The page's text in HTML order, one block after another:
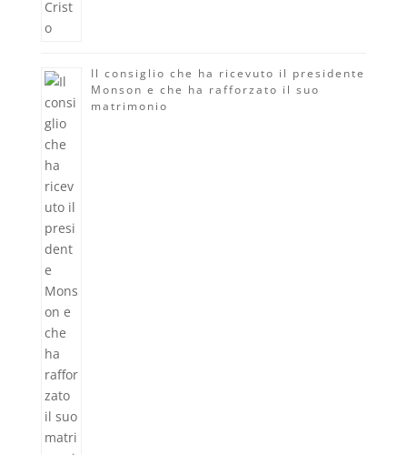
Il consiglio che ha ricevuto il presidente
Monson e che ha rafforzato il suo
matrimonio